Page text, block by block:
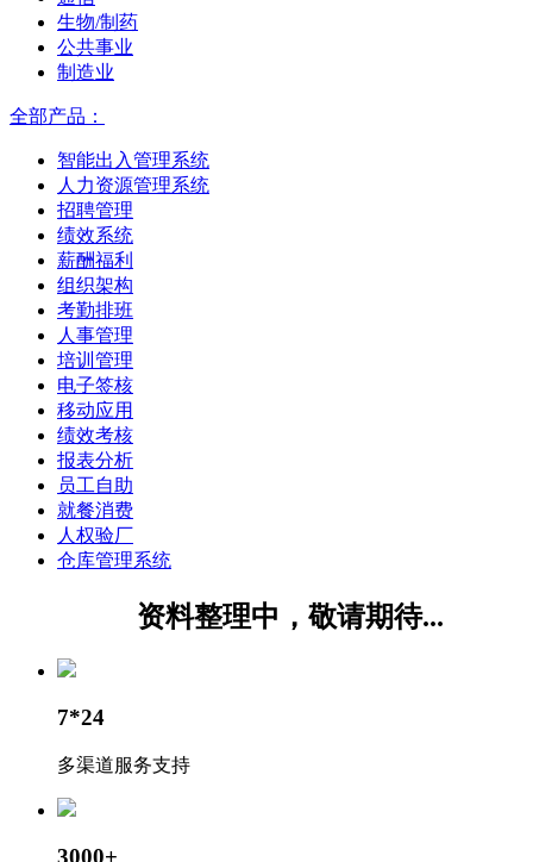
生物/制药
公共事业
制造业
全部产品：
智能出入管理系统
人力资源管理系统
招聘管理
绩效系统
薪酬福利
组织架构
考勤排班
人事管理
培训管理
电子签核
移动应用
绩效考核
报表分析
员工自助
就餐消费
人权验厂
仓库管理系统
资料整理中，敬请期待...
7*24
多渠道服务支持
3000+